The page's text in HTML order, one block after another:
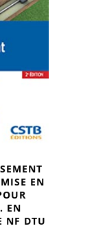
EN
EN
NF DTU